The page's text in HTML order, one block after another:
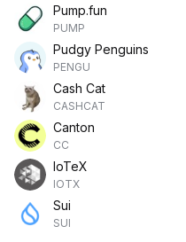
Pump.fun
PUMP
Pudgy Penguins
PENGU
Cash Cat
CASHCAT
Canton
CC
IoTeX
IOTX
Sui
SUI